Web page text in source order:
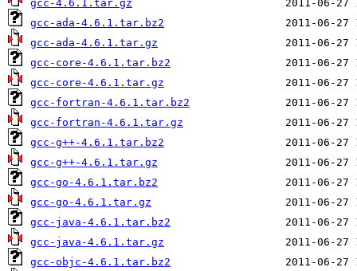
gcc-4.6.1.tar.gz
gcc-ada-4.6.1.tar.bz2
gcc-ada-4.6.1.tar.gz
gcc-core-4.6.1.tar.bz2
gcc-core-4.6.1.tar.gz
gcc-fortran-4.6.1.tar.bz2
gcc-fortran-4.6.1.tar.gz
gcc-g++-4.6.1.tar.bz2
gcc-g++-4.6.1.tar.gz
gcc-go-4.6.1.tar.bz2
gcc-go-4.6.1.tar.gz
gcc-java-4.6.1.tar.bz2
gcc-java-4.6.1.tar.gz
gcc-objc-4.6.1.tar.bz2